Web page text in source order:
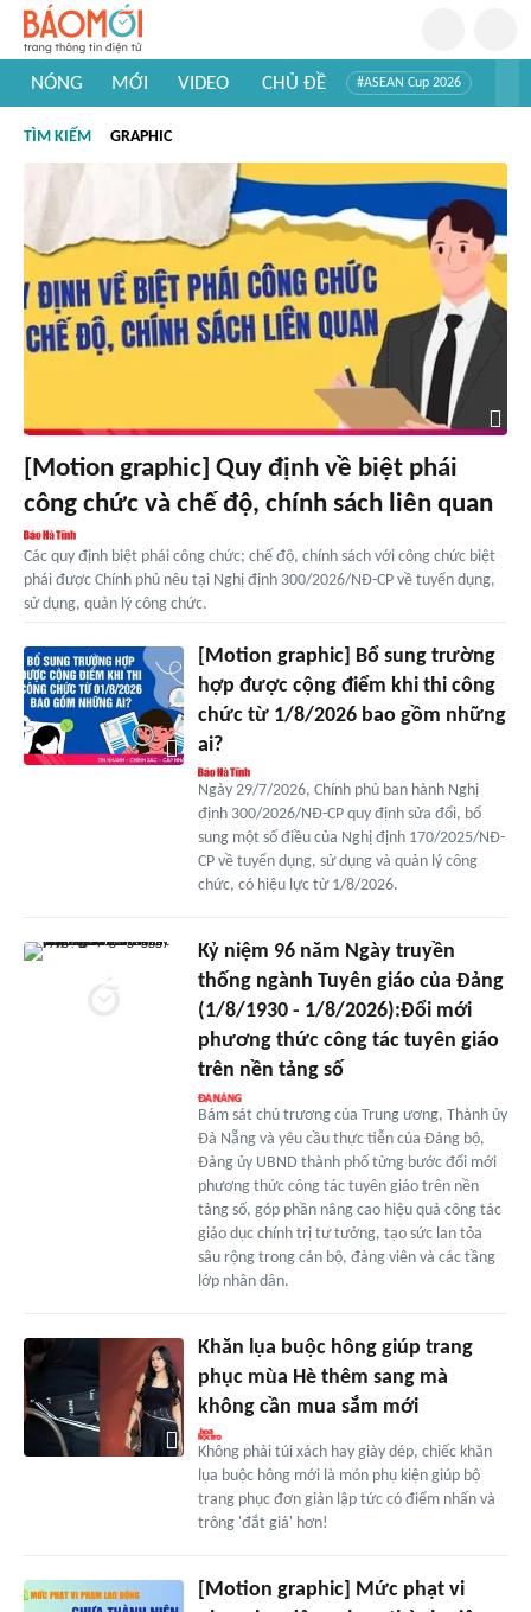
NÓNG MỚI VIDEO CHỦ ĐỀ #ASEAN Cup 2026
#Khám phá thế giới
TÌM KIẾM GRAPHIC
[Motion graphic] Quy định về biệt phái
công chức và chế độ, chính sách liên quan
Các quy định biệt phái công chức; chế độ, chính sách với công chức biệt
phái được Chính phủ nêu tại Nghị định 300/2026/NĐ-CP về tuyển dụng,
sử dụng, quản lý công chức.
[Motion graphic] Bổ sung trường
hợp được cộng điểm khi thi công
chức từ 1/8/2026 bao gồm những
ai?
Ngày 29/7/2026, Chính phủ ban hành Nghị
định 300/2026/NĐ-CP quy định sửa đổi, bổ
sung một số điều của Nghị định 170/2025/NĐ-
CP về tuyển dụng, sử dụng và quản lý công
chức, có hiệu lực từ 1/8/2026.
Kỷ niệm 96 năm Ngày truyền
thống ngành Tuyên giáo của Đảng
(1/8/1930 - 1/8/2026):Đổi mới
phương thức công tác tuyên giáo
trên nền tảng số
Bám sát chủ trương của Trung ương, Thành ủy
Đà Nẵng và yêu cầu thực tiễn của Đảng bộ,
Đảng ủy UBND thành phố từng bước đổi mới
phương thức công tác tuyên giáo trên nền
tảng số, góp phần nâng cao hiệu quả công tác
giáo dục chính trị tư tưởng, tạo sức lan tỏa
sâu rộng trong cán bộ, đảng viên và các tầng
lớp nhân dân.
Khăn lụa buộc hông giúp trang
phục mùa Hè thêm sang mà
không cần mua sắm mới
Không phải túi xách hay giày dép, chiếc khăn
lụa buộc hông mới là món phụ kiện giúp bộ
trang phục đơn giản lập tức có điểm nhấn và
trông 'đắt giá' hơn!
[Motion graphic] Mức phạt vi